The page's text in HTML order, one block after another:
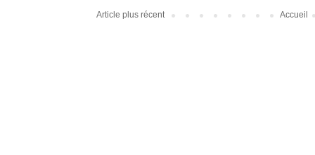
Article plus récent Accueil